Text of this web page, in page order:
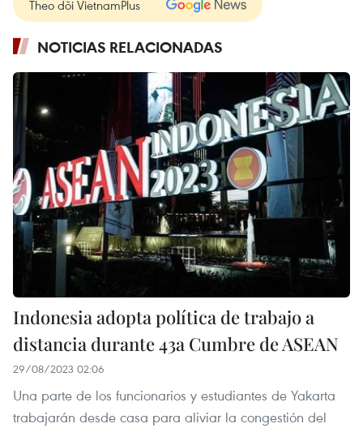
Theo dõi VietnamPlus
NOTICIAS RELACIONADAS
Indonesia adopta política de trabajo a
distancia durante 43a Cumbre de ASEAN
29/08/2023 02:06
Una parte de los funcionarios y estudiantes de Yakarta
trabajarán desde casa para aliviar la congestión del